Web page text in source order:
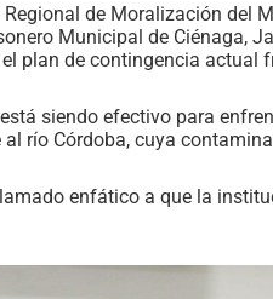
de Moralización del
Municipal de Ciénaga,
plan de contingencia actual
siendo efectivo para
río Córdoba, cuya
enfático a que la